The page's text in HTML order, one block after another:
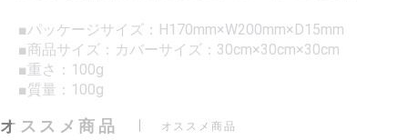
■パッケージサイズ：H170mm×W200mm×D15mm
■商品サイズ：カバーサイズ：30cm×30cm×30cm
■重さ：100g
■質量：100g
オススメ商品 オススメ商品